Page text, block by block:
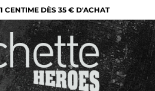
CENTIME DÈS 35 € D'ACHAT